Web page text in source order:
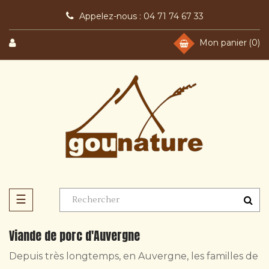
Appelez-nous : 04 71 74 67 33
Mon panier (0)
Basculer
la
☰
Viande de porc d'Auvergne
Depuis très longtemps, en Auvergne, les familles de